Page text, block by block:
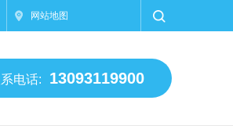
网站地图
电话: 13093119900